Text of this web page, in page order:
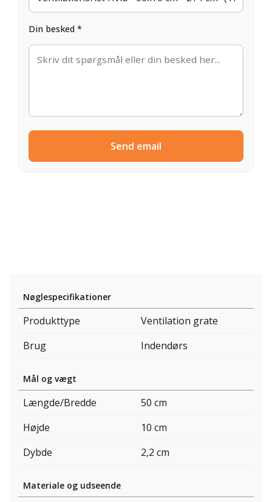
Din besked *
Send email
Nøglespecifikationer
Produkttype
Ventilation grate
Brug
Indendørs
Mål og vægt
Længde/Bredde
50 cm
Højde
10 cm
Dybde
2,2 cm
Materiale og udseende